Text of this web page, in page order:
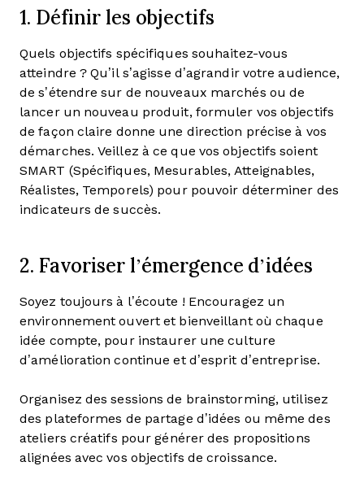
1. Définir les objectifs
Quels objectifs spécifiques souhaitez-vous
atteindre ? Qu’il s’agisse d’agrandir votre audience,
de s’étendre sur de nouveaux marchés ou de
lancer un nouveau produit, formuler vos objectifs
de façon claire donne une direction précise à vos
démarches. Veillez à ce que vos objectifs soient
SMART (Spécifiques, Mesurables, Atteignables,
Réalistes, Temporels) pour pouvoir déterminer des
indicateurs de succès.
2. Favoriser l’émergence d’idées
Soyez toujours à l’écoute ! Encouragez un
environnement ouvert et bienveillant où chaque
idée compte, pour instaurer une culture
d’amélioration continue et d’esprit d’entreprise.
Organisez des sessions de brainstorming, utilisez
des plateformes de partage d’idées ou même des
ateliers créatifs pour générer des propositions
alignées avec vos objectifs de croissance.